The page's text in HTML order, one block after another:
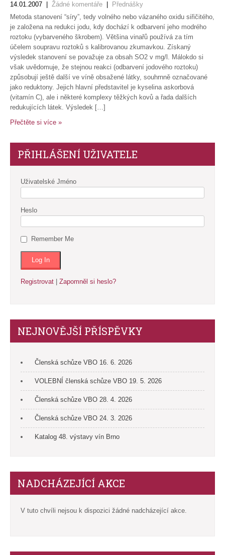
14.01.2007 Žádné komentáře
Přednášky
Metoda stanovení “síry”, tedy volného nebo vázaného oxidu siřičitého,
je založena na redukci jodu, kdy dochází k odbarvení jeho modrého
roztoku (vybarveného škrobem). Většina vinařů používá za tím
účelem soupravu roztoků s kalibrovanou zkumavkou. Získaný
výsledek stanovení se považuje za obsah SO2 v mg/l. Málokdo si
však uvědomuje, že stejnou reakci (odbarvení jodového roztoku)
způsobují ještě další ve víně obsažené látky, souhrnně označované
jako reduktony. Jejich hlavní představitel je kyselina askorbová
(vitamín C), ale i některé komplexy těžkých kovů a řada dalších
redukujících látek. Výsledek […]
Přečtěte si více »
PŘIHLÁŠENÍ UŽIVATELE
Uživatelské Jméno
Heslo
Remember Me
Registrovat Zapomněl si heslo?
NEJNOVĚJŠÍ PŘÍSPĚVKY
Členská schůze VBO 16. 6. 2026
VOLEBNÍ členská schůze VBO 19. 5. 2026
Členská schůze VBO 28. 4. 2026
Členská schůze VBO 24. 3. 2026
Katalog 48. výstavy vín Brno
NADCHÁZEJÍCÍ AKCE
V tuto chvíli nejsou k dispozici žádné nadcházející akce.